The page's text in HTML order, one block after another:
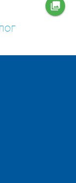
collections